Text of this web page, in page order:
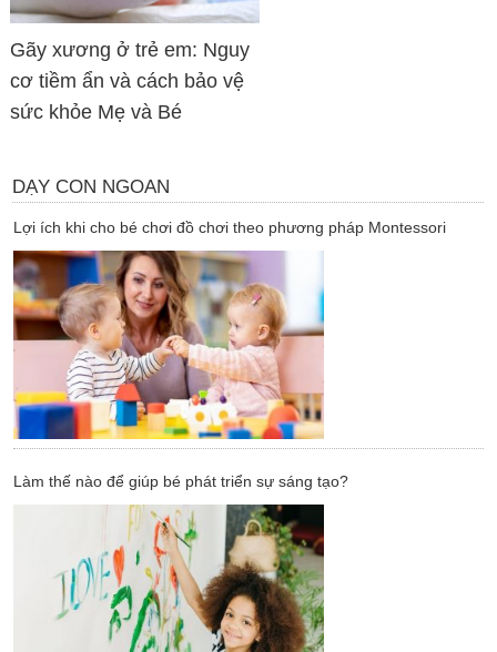
Gãy xương ở trẻ em: Nguy
cơ tiềm ẩn và cách bảo vệ
sức khỏe Mẹ và Bé
DẠY CON NGOAN
Lợi ích khi cho bé chơi đồ chơi theo phương pháp Montessori
Làm thế nào để giúp bé phát triển sự sáng tạo?